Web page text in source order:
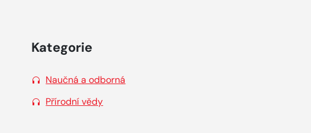
Kategorie
Naučná a odborná
Přírodní vědy